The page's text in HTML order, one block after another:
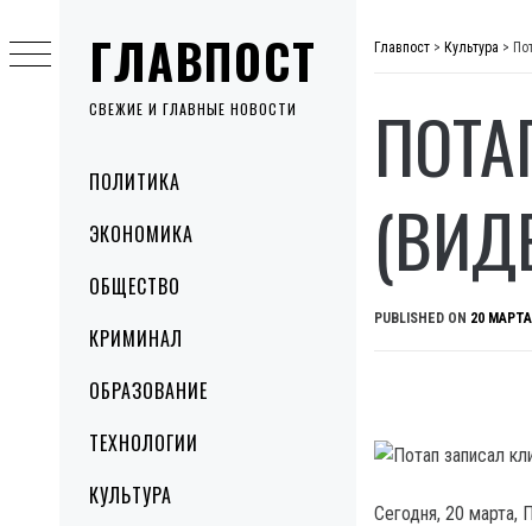
ГЛАВПОСТ
СВЕЖИЕ И ГЛАВНЫЕ НОВОСТИ
MenuПОЛИТИКА
ЭКОНОМИКА
ОБЩЕСТВО
КРИМИНАЛ
ОБРАЗОВАНИЕ
ТЕХНОЛОГИИ
КУЛЬТУРА
to
content
Главпост > Культура >
PUBLISHED ON 20
Сегодня, 20 марта,